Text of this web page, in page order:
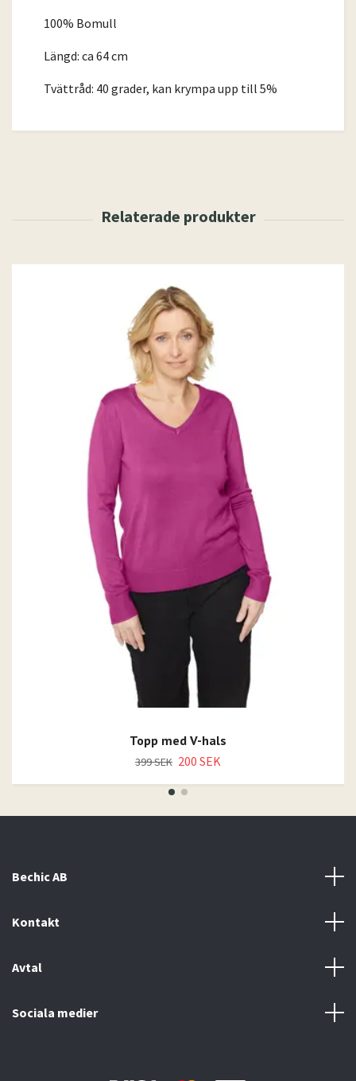
100% Bomull
Längd: ca 64 cm
Tvättråd: 40 grader, kan krympa upp till 5%
Topp med V-hals
399 SEK 200 SEK
Bechic AB
Kontakt
Avtal
Sociala medier